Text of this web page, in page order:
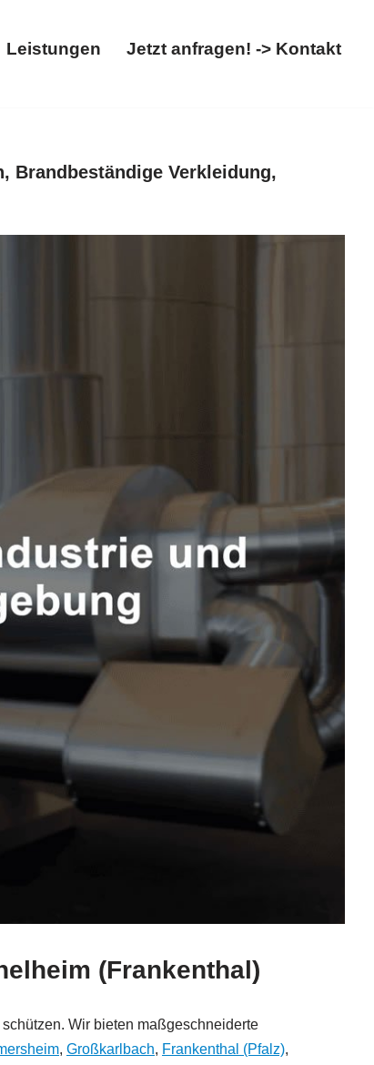
Leistungen Jetzt anfragen! -> Kontakt
Brandbeständige Verkleidung,
(Frankenthal)
Wir bieten maßgeschneiderte
, Großkarlbach, Frankenthal (Pfalz),